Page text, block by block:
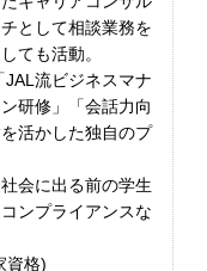
として相談業務を
ても活動。
流ビジネスマナ
研修」「会話力向
活かした独自のプ
会に出る前の学生
ンプライアンスな
資格)